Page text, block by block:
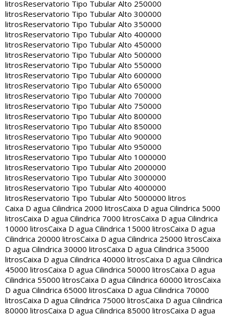
litrosReservatorio Tipo Tubular Alto 250000
litrosReservatorio Tipo Tubular Alto 300000
litrosReservatorio Tipo Tubular Alto 350000
litrosReservatorio Tipo Tubular Alto 400000
litrosReservatorio Tipo Tubular Alto 450000
litrosReservatorio Tipo Tubular Alto 500000
litrosReservatorio Tipo Tubular Alto 550000
litrosReservatorio Tipo Tubular Alto 600000
litrosReservatorio Tipo Tubular Alto 650000
litrosReservatorio Tipo Tubular Alto 700000
litrosReservatorio Tipo Tubular Alto 750000
litrosReservatorio Tipo Tubular Alto 800000
litrosReservatorio Tipo Tubular Alto 850000
litrosReservatorio Tipo Tubular Alto 900000
litrosReservatorio Tipo Tubular Alto 950000
litrosReservatorio Tipo Tubular Alto 1000000
litrosReservatorio Tipo Tubular Alto 2000000
litrosReservatorio Tipo Tubular Alto 3000000
litrosReservatorio Tipo Tubular Alto 4000000
litrosReservatorio Tipo Tubular Alto 5000000 litros
Caixa D agua Cilindrica 2000 litrosCaixa D agua Cilindrica 5000
litrosCaixa D agua Cilindrica 7000 litrosCaixa D agua Cilindrica
10000 litrosCaixa D agua Cilindrica 15000 litrosCaixa D agua
Cilindrica 20000 litrosCaixa D agua Cilindrica 25000 litrosCaixa
D agua Cilindrica 30000 litrosCaixa D agua Cilindrica 35000
litrosCaixa D agua Cilindrica 40000 litrosCaixa D agua Cilindrica
45000 litrosCaixa D agua Cilindrica 50000 litrosCaixa D agua
Cilindrica 55000 litrosCaixa D agua Cilindrica 60000 litrosCaixa
D agua Cilindrica 65000 litrosCaixa D agua Cilindrica 70000
litrosCaixa D agua Cilindrica 75000 litrosCaixa D agua Cilindrica
80000 litrosCaixa D agua Cilindrica 85000 litrosCaixa D agua